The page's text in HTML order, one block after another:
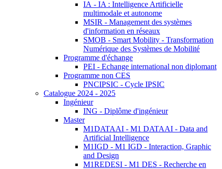
IA - IA : Intelligence Artificielle
multimodale et autonome
MSIR - Management des systèmes
d'information en réseaux
SMOB - Smart Mobility - Transformation
Numérique des Systèmes de Mobilité
Programme d'échange
PEI - Echange international non diplomant
Programme non CES
PNCIPSIC - Cycle IPSIC
Catalogue 2024 - 2025
Ingénieur
ING - Diplôme d'ingénieur
Master
M1DATAAI - M1 DATAAI - Data and
Artificial Intelligence
M1IGD - M1 IGD - Interaction, Graphic
and Design
M1REDESI - M1 DES - Recherche en